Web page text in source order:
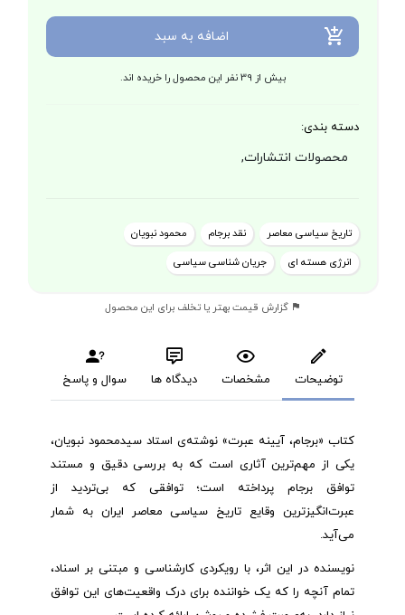
اضافه به سبد
بیش از 39 نفر این محصول را خریده اند.
دسته بندی:
محصولات انتشارات,
تاریخ سیاسی معاصر نقد برجام
محمود نبویان
انرژی هسته ای
جریان شناسی سیاسی
گزارش قیمت بهتر یا تخلف برای این محصول
توضیحات مشخصات دیدگاه ها سوال و پاسخ
کتاب «برجام، آیینه عبرت» نوشته‌ی استاد سیدمحمود نبویان،
یکی از مهم‌ترین آثاری است که به بررسی دقیق و مستند
توافق برجام پرداخته است؛ توافقی که بی‌تردید از
عبرت‌انگیزترین وقایع تاریخ سیاسی معاصر ایران به شمار
می‌آید.
نویسنده در این اثر، با رویکردی کارشناسی و مبتنی بر اسناد،
تمام آنچه را که یک خواننده برای درک واقعیت‌های این توافق